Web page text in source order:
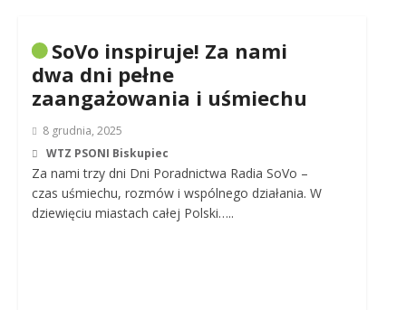
SoVo inspiruje! Za nami
dwa dni pełne
zaangażowania i uśmiechu
8 grudnia, 2025
WTZ PSONI Biskupiec
Za nami trzy dni Dni Poradnictwa Radia SoVo –
czas uśmiechu, rozmów i wspólnego działania. W
dziewięciu miastach całej Polski…..